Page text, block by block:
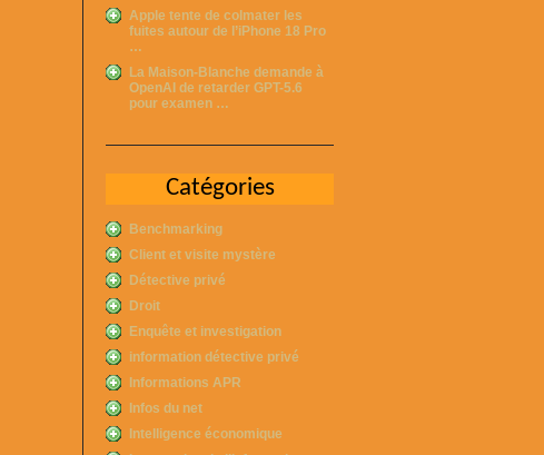
Apple tente de colmater les
fuites autour de l’iPhone 18 Pro
…
La Maison-Blanche demande à
OpenAI de retarder GPT-5.6
pour examen …
Catégories
Benchmarking
Client et visite mystère
Détective privé
Droit
Enquête et investigation
information détective privé
Informations APR
Infos du net
Intelligence économique